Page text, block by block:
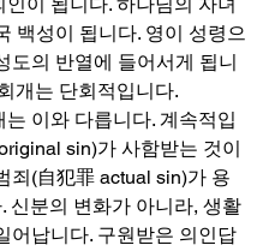
인이 됩니다. 하나님의 자녀
백성이 됩니다. 영이 성령으
도의 반열에 들어서게 됩니
개는 단회적입니다.
는 이와 다릅니다. 계속적입
sin)가 사함받는 것이
죄(自犯罪 actual sin)가 용
신분의 변화가 아니라, 생활
어납니다. 구원받은 의인답